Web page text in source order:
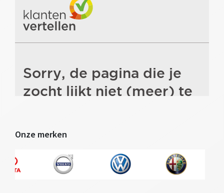
Onze merken